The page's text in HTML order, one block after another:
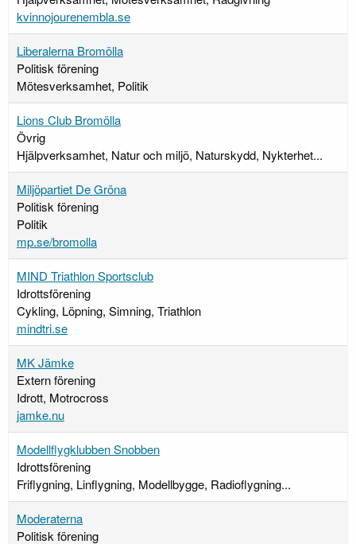
kvinnojourenembla.se
Liberalerna Bromölla
Politisk förening
Mötesverksamhet, Politik
Lions Club Bromölla
Övrig
Hjälpverksamhet, Natur och miljö, Naturskydd, Nykterhet...
Miljöpartiet De Gröna
Politisk förening
Politik
mp.se/bromolla
MIND Triathlon Sportsclub
Idrottsförening
Cykling, Löpning, Simning, Triathlon
mindtri.se
MK Jämke
Extern förening
Idrott, Motrocross
jamke.nu
Modellflygklubben Snobben
Idrottsförening
Friflygning, Linflygning, Modellbygge, Radioflygning...
Moderaterna
Politisk förening